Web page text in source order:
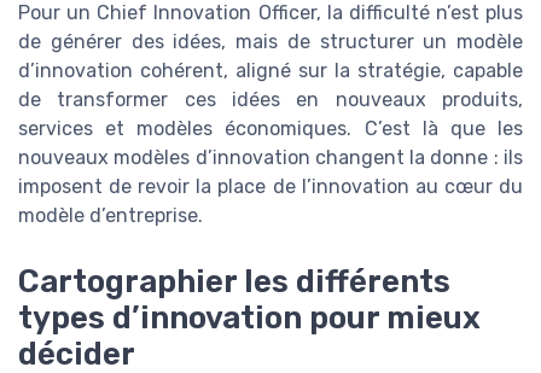
Pour un Chief Innovation Officer, la difficulté n’est plus
de générer des idées, mais de structurer un modèle
d’innovation cohérent, aligné sur la stratégie, capable
de transformer ces idées en nouveaux produits,
services et modèles économiques. C’est là que les
nouveaux modèles d’innovation changent la donne : ils
imposent de revoir la place de l’innovation au cœur du
modèle d’entreprise.
Cartographier les différents
types d’innovation pour mieux
décider